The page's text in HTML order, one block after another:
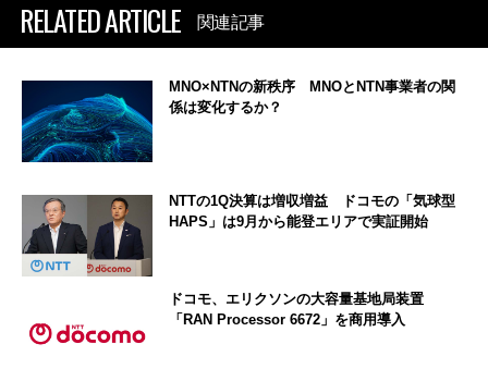
RELATED ARTICLE 関連記事
MNO×NTNの新秩序 MNOとNTN事業者の関
係は変化するか？
NTTの1Q決算は増収増益 ドコモの「気球型
HAPS」は9月から能登エリアで実証開始
ドコモ、エリクソンの大容量基地局装置
「RAN Processor 6672」を商用導入